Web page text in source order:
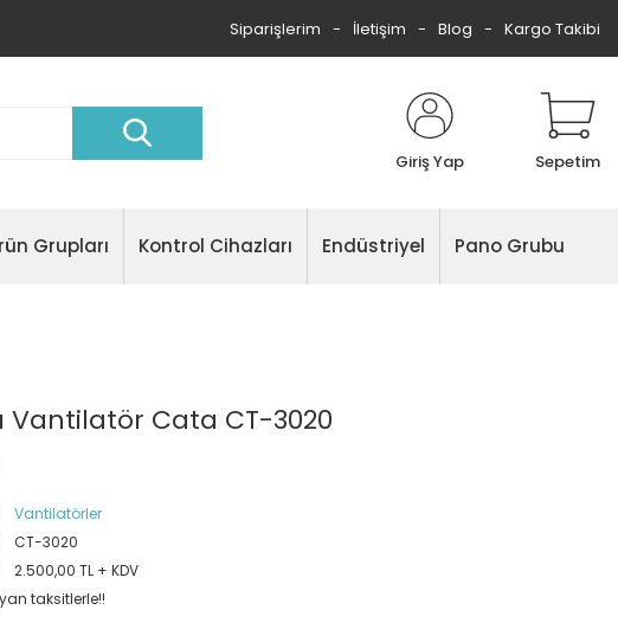
Siparişlerim İletişim Blog Kargo Takibi
Giriş Yap Sepetim
Grupları Kontrol Cihazları Endüstriyel Pano Grubu
Vantilatör Cata CT-3020
Vantilatörler
CT-3020
2.500,00 TL + KDV
taksitlerle!!